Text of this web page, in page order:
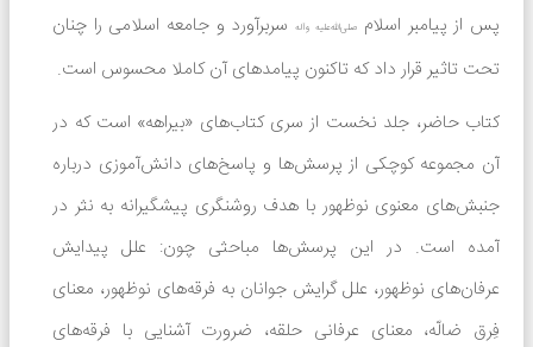
پس از پیامبر اسلام صلی‌الله‌علیه وآله سربرآورد و جامعه اسلامی را چنان
تحت تاثیر قرار داد که تاکنون پیامدهای آن کاملا محسوس است.
کتاب حاضر، جلد نخست از سری کتاب‌های «بیراهه» است که در
آن مجموعه کوچکی از پرسش‌ها و پاسخ‌های دانش‌آموزی درباره
جنبش‌های معنوی نوظهور با هدف روشنگری پیشگیرانه به نثر در
آمده است. در این پرسش‌ها مباحثی چون: علل پیدایش
عرفان‌های نوظهور، علل گرایش جوانان به فرقه‌های نوظهور، معنای
فِرق ضالّه، معنای عرفانی حلقه، ضرورت آشنایی با فرقه‌های